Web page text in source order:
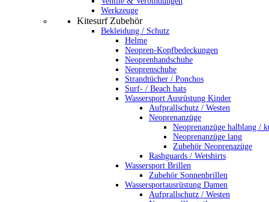
Werkzeuge
Kitesurf Zubehör
Bekleidung / Schutz
Helme
Neopren-Kopfbedeckungen
Neoprenhandschuhe
Neoprenschuhe
Strandtücher / Ponchos
Surf- / Beach hats
Wassersport Ausrüstung Kinder
Aufprallschutz / Westen
Neoprenanzüge
Neoprenanzüge halblang /
Neoprenanzüge lang
Zubehör Neoprenazüge
Rashguards / Wetshirts
Wassersport Brillen
Zubehör Sonnenbrillen
Wassersportausrüstung Damen
Aufprallschutz / Westen